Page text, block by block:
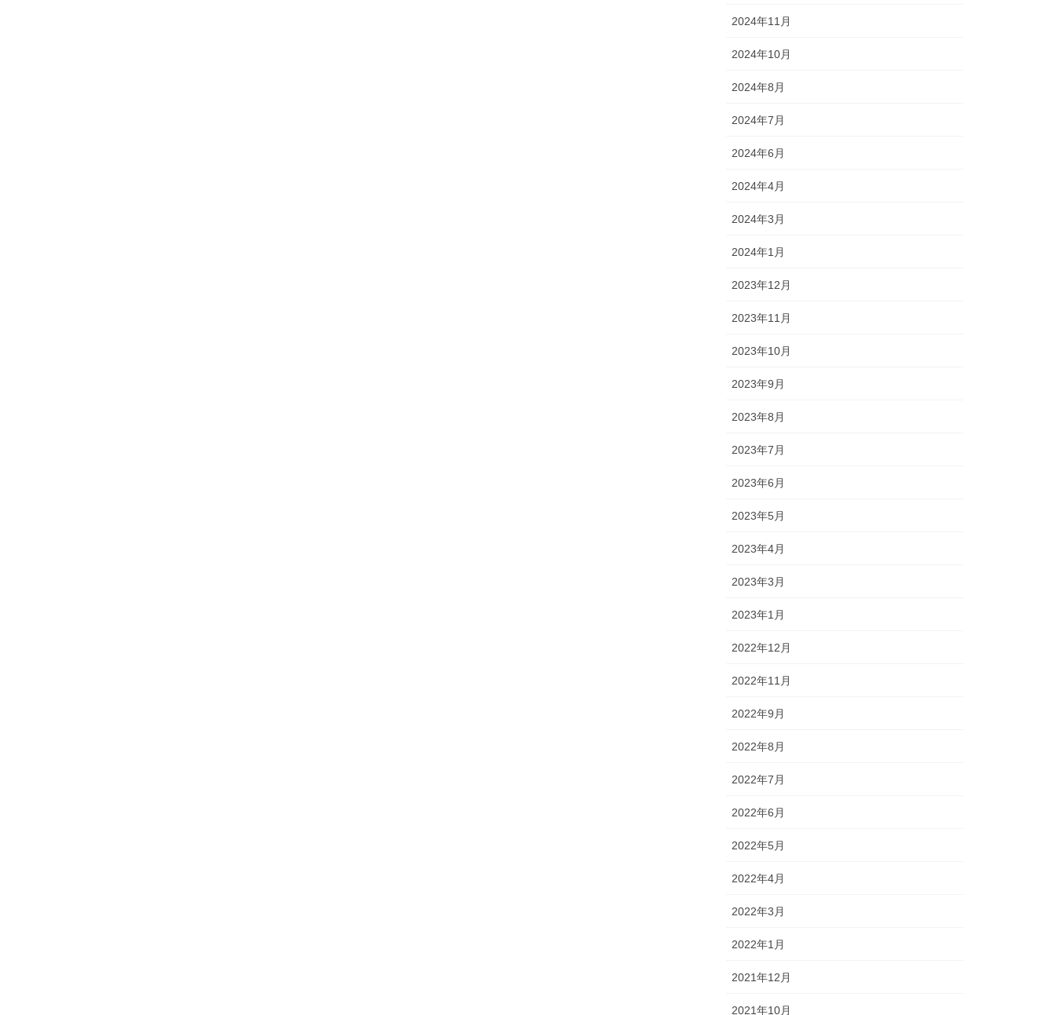
2024年11月
2024年10月
2024年8月
2024年7月
2024年6月
2024年4月
2024年3月
2024年1月
2023年12月
2023年11月
2023年10月
2023年9月
2023年8月
2023年7月
2023年6月
2023年5月
2023年4月
2023年3月
2023年1月
2022年12月
2022年11月
2022年9月
2022年8月
2022年7月
2022年6月
2022年5月
2022年4月
2022年3月
2022年1月
2021年12月
2021年10月